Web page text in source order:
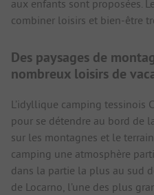
aux enfants sont proposées.
combiner loisirs et bien-être
Des paysages de
nombreux loisirs de
L’idyllique camping tessinois
pour se détendre au bord de
sur les montagnes et le
camping une atmosphère
dans la partie la plus au sud
de Locarno, l’une des plus